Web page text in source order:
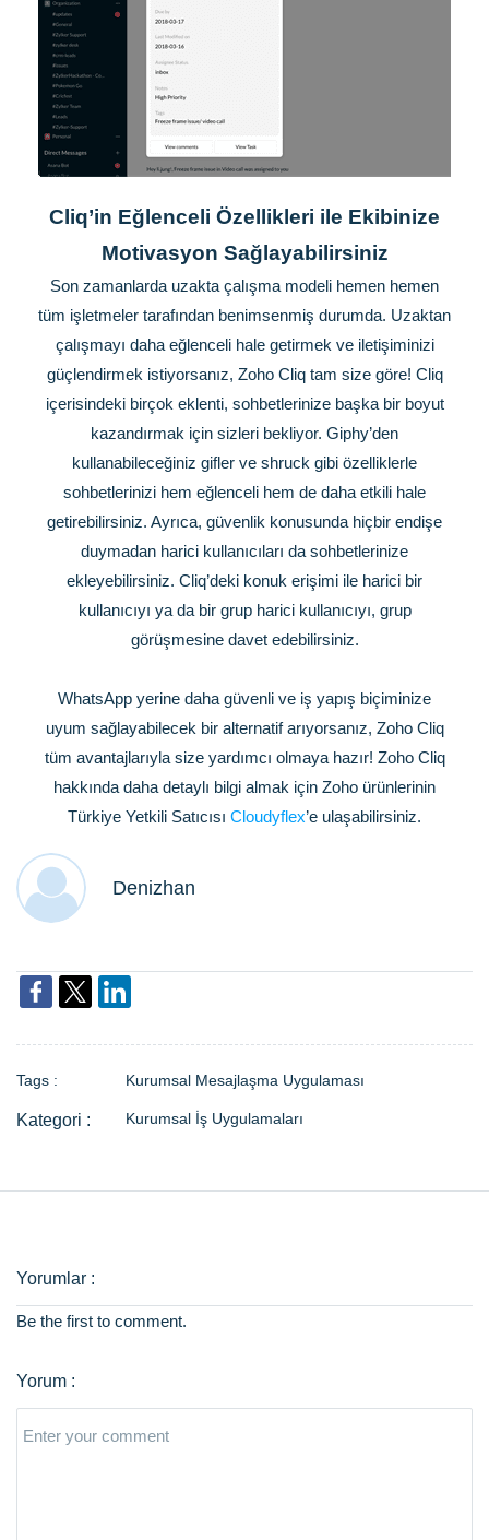
Cliq’in Eğlenceli Özellikleri ile Ekibinize
Motivasyon Sağlayabilirsiniz
Son zamanlarda uzakta çalışma modeli hemen hemen
tüm işletmeler tarafından benimsenmiş durumda. Uzaktan
çalışmayı daha eğlenceli hale getirmek ve iletişiminizi
güçlendirmek istiyorsanız, Zoho Cliq tam size göre! Cliq
içerisindeki birçok eklenti, sohbetlerinize başka bir boyut
kazandırmak için sizleri bekliyor. Giphy’den
kullanabileceğiniz gifler ve shruck gibi özelliklerle
sohbetlerinizi hem eğlenceli hem de daha etkili hale
getirebilirsiniz. Ayrıca, güvenlik konusunda hiçbir endişe
duymadan harici kullanıcıları da sohbetlerinize
ekleyebilirsiniz. Cliq’deki konuk erişimi ile harici bir
kullanıcıyı ya da bir grup harici kullanıcıyı, grup
görüşmesine davet edebilirsiniz.
WhatsApp yerine daha güvenli ve iş yapış biçiminize
uyum sağlayabilecek bir alternatif arıyorsanız, Zoho Cliq
tüm avantajlarıyla size yardımcı olmaya hazır! Zoho Cliq
hakkında daha detaylı bilgi almak için Zoho ürünlerinin
Türkiye Yetkili Satıcısı Cloudyflex’e ulaşabilirsiniz.
Denizhan
Tags : Kurumsal Mesajlaşma Uygulaması
Kurumsal İş Uygulamaları
Be the first to comment.